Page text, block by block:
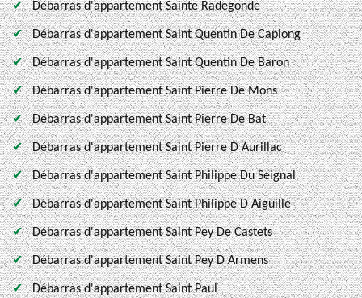
Débarras d'appartement Sainte Radegonde
Débarras d'appartement Saint Quentin De Caplong
Débarras d'appartement Saint Quentin De Baron
Débarras d'appartement Saint Pierre De Mons
Débarras d'appartement Saint Pierre De Bat
Débarras d'appartement Saint Pierre D Aurillac
Débarras d'appartement Saint Philippe Du Seignal
Débarras d'appartement Saint Philippe D Aiguille
Débarras d'appartement Saint Pey De Castets
Débarras d'appartement Saint Pey D Armens
Débarras d'appartement Saint Paul